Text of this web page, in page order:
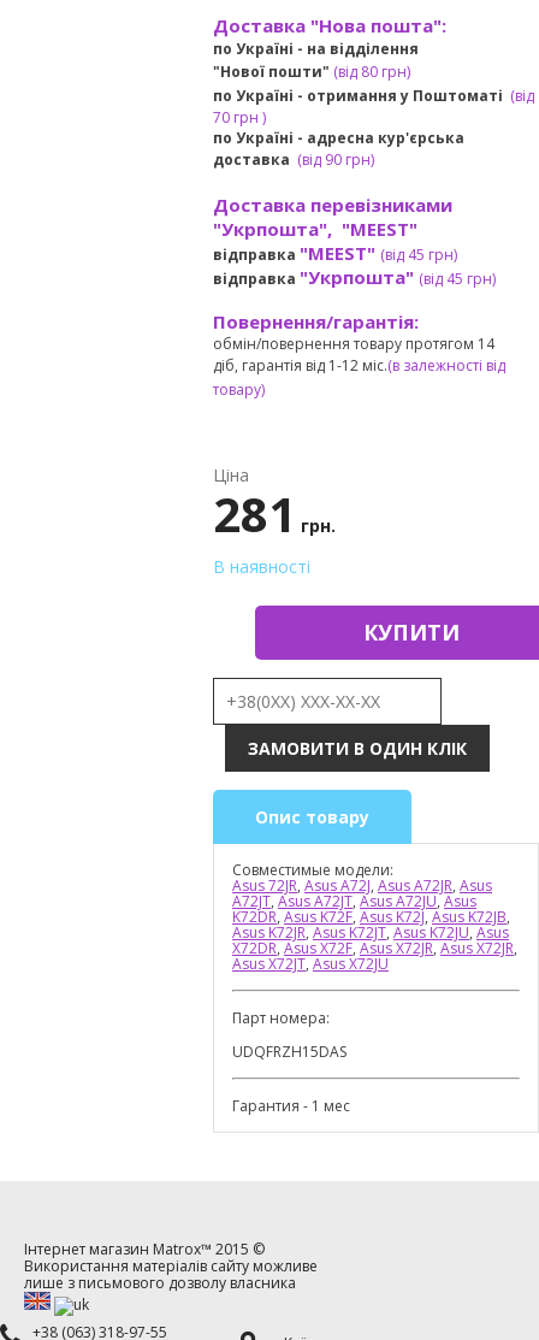
Доставка "Нова пошта":
по Україні - на відділення
"Нової пошти" (від 80 грн)
по Україні - отримання у Поштоматі (від
70 грн )
по Україні - адресна кур'єрська
доставка (від90 грн)
Доставка перевізниками
"Укрпошта", "MEEST"
відправка "MEEST" (від 45 грн)
відправка "Укрпошта" (від 45 грн)
Повернення/гарантія:
обмін/повернення товару протягом 14
діб, гарантія від 1-12 міс.(в залежності від
товару)
Ціна
281 грн.
В наявності
КУПИТИ
Опис товару
Совместимые модели:
Asus 72JR, Asus A72J, Asus A72JR, Asus
A72JT, Asus A72JT, Asus A72JU,Asus
K72DR, Asus K72F, Asus K72J, Asus K72JB,
Asus K72JR, Asus K72JT, Asus K72JU, Asus
X72DR, Asus X72F, Asus X72JR, Asus X72JR,
Asus X72JT, Asus X72JU
Парт номера:
UDQFRZH15DAS
Гарантия - 1 мес
Інтернет магазин Matrox™ 2015 ©
Використання матеріалів сайту можливе
лише з письмового дозволу власника
+38 (063) 318-97-55